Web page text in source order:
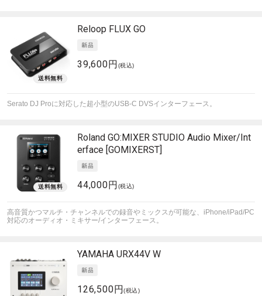
Reloop FLUX GO
39,600円 (税込)
Serato DJ Proに対応した超小型のUSB-C DVSインターフェース。
Roland GO:MIXER STUDIO Audio Mixer/Int
erface [GOMIXERST]
44,000円 (税込)
高音質かつマルチ・チャンネルでの録音やミックスが可能な、iPhone/iPad/PC
対応のオーディオ・ミキサー/インターフェース。
YAMAHA URX44V W
126,500円(税込)